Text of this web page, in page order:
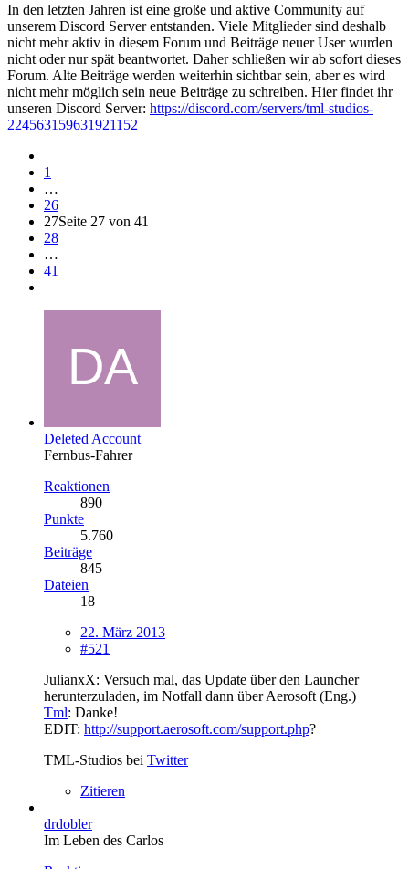
In den letzten Jahren ist eine große und aktive Community auf
unserem Discord Server entstanden. Viele Mitglieder sind deshalb
nicht mehr aktiv in diesem Forum und Beiträge neuer User wurden
nicht oder nur spät beantwortet. Daher schließen wir ab sofort dieses
Forum. Alte Beiträge werden weiterhin sichtbar sein, aber es wird
nicht mehr möglich sein neue Beiträge zu schreiben. Hier findet ihr
unseren Discord Server: https://discord.com/servers/tml-studios-
224563159631921152
1
…
26
27Seite 27 von 41
28
…
41
Deleted Account
Fernbus-Fahrer
Reaktionen
890
Punkte
5.760
Beiträge
845
Dateien
18
22. März 2013
#521
JulianxX: Versuch mal, das Update über den Launcher
herunterzuladen, im Notfall dann über Aerosoft (Eng.)
Tml: Danke!
EDIT: http://support.aerosoft.com/support.php?
TML-Studios bei Twitter
Zitieren
drdobler
Im Leben des Carlos